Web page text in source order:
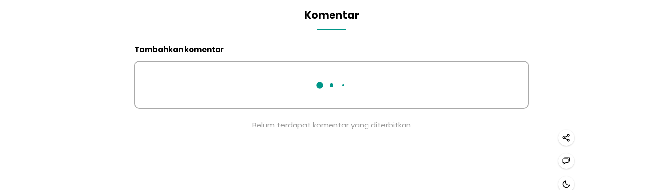
Komentar
Tambahkan komentar
Belum terdapat komentar yang diterbitkan